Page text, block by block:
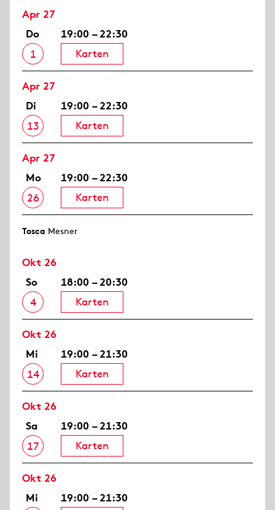
Apr 27
Do
1
19:00 – 22:30
Karten
Apr 27
Di
13
19:00 – 22:30
Karten
Apr 27
Mo
26
19:00 – 22:30
Karten
Tosca Mesner
Okt 26
So
4
18:00 – 20:30
Karten
Okt 26
Mi
14
19:00 – 21:30
Karten
Okt 26
Sa
17
19:00 – 21:30
Karten
Okt 26
Mi
19:00 – 21:30